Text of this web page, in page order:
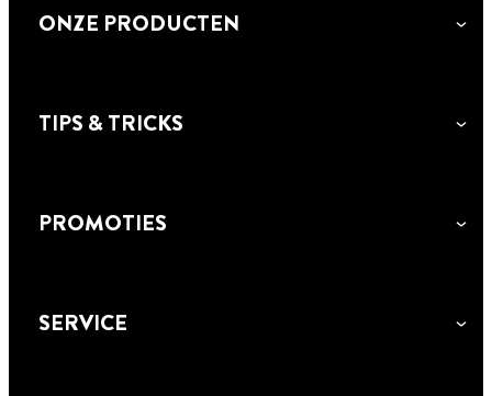
ONZE PRODUCTEN
TIPS & TRICKS
PROMOTIES
SERVICE